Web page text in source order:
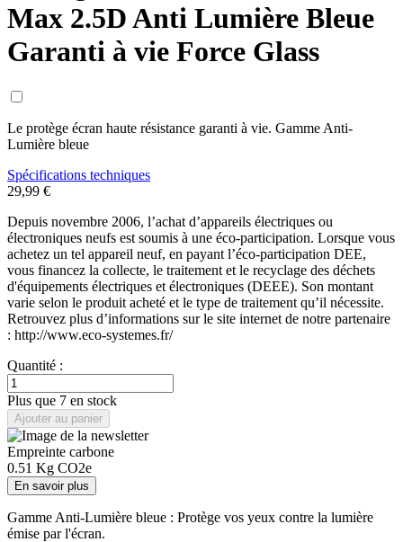
Max 2.5D Anti Lumière Bleue
Garanti à vie Force Glass
Le protège écran haute résistance garanti à vie. Gamme Anti-
Lumière bleue
Spécifications techniques
29,99 €
Depuis novembre 2006, l’achat d’appareils électriques ou
électroniques neufs est soumis à une éco-participation. Lorsque vous
achetez un tel appareil neuf, en payant l’éco-participation DEE,
vous financez la collecte, le traitement et le recyclage des déchets
d'équipements électriques et électroniques (DEEE). Son montant
varie selon le produit acheté et le type de traitement qu’il nécessite.
Retrouvez plus d’informations sur le site internet de notre partenaire
: http://www.eco-systemes.fr/
Quantité :
Plus que 7 en stock
Ajouter au panier
Empreinte carbone
0.51 Kg CO2e
En savoir plus
Gamme Anti-Lumière bleue : Protège vos yeux contre la lumière
émise par l'écran.